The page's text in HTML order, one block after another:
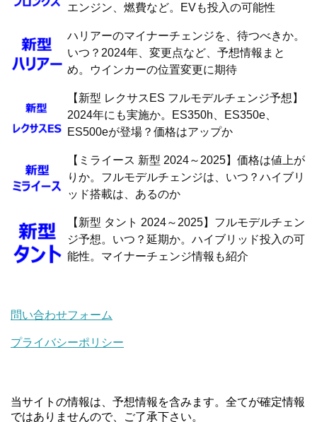
エンジン、燃費など。EVも投入の可能性
ハリアーのマイナーチェンジを、待つべきか。
いつ？2024年、変更点など、予想情報まと
め。ウインカーの位置変更に期待
【新型 レクサスES フルモデルチェンジ予想】
2024年にも実施か。ES350h、ES350e、
ES500eが登場？価格はアップか
【ミライース 新型 2024～2025】価格は値上が
りか。フルモデルチェンジは、いつ？ハイブリ
ッド搭載は、あるのか
【新型 タント 2024～2025】フルモデルチェン
ジ予想。いつ？延期か。ハイブリッド投入の可
能性。マイナーチェンジ情報も紹介
問い合わせフォーム
プライバシーポリシー
当サイトの情報は、予想情報を含みます。全てが確定情報
ではありませんので、ご了承下さい。